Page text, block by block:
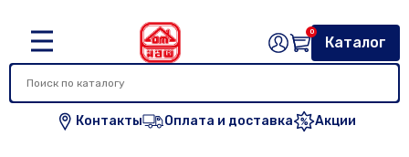
Контакты Оплата и доставка Акции
Каталог
0